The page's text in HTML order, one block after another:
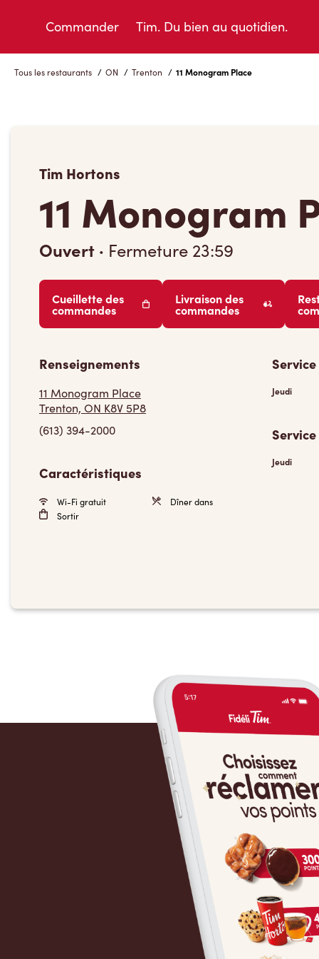
Commander Tim. Du bien au quotidien.
Tous les restaurants / ON / Trenton / 11 Monogram Place
Tim Hortons
11 Monogram
Ouvert · Fermeture 23:59
Cueillette des
commandes
Livraison des
commandes
Renseignements
11 Monogram Place
Trenton, ON K8V 5P8
(613) 394-2000
Caractéristiques
Wi-Fi gratuit
Dîner dans
Sortir
Jeudi
Jeudi